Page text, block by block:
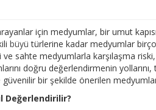
için medyumlar, bir umut
büyü türlerine kadar medyumlar
sahte medyumlarla karşılaşma
doğru değerlendirmenin
bir şekilde önerilen
Değerlendirilir?